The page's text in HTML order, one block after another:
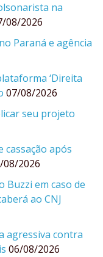
na
08/2026
Paraná e agência
‘Direita
07/08/2026
seu projeto
cassação após
08/2026
Buzzi em caso de
ao CNJ
agressiva contra
06/08/2026